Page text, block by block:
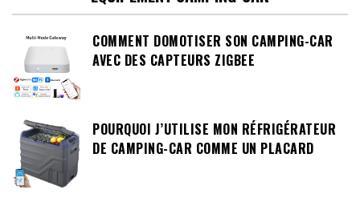
COMMENT DOMOTISER SON CAMPING-CAR
AVEC DES CAPTEURS ZIGBEE
POURQUOI J’UTILISE MON RÉFRIGÉRATEUR
DE CAMPING-CAR COMME UN PLACARD